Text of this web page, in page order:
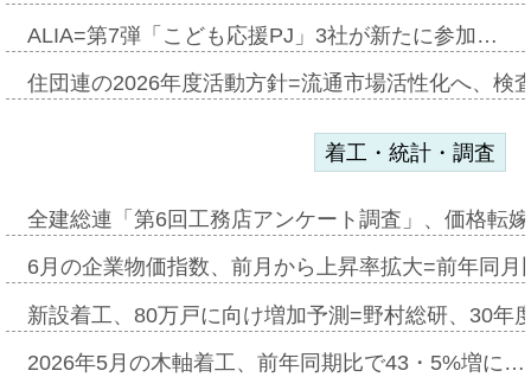
ALIA=第7弾「こども応援PJ」3社が新たに参加…
住団連の2026年度活動方針=流通市場活性化へ、検
着工・統計・調査
全建総連「第6回工務店アンケート調査」、価格転
6月の企業物価指数、前月から上昇率拡大=前年同
新設着工、80万戸に向け増加予測=野村総研、30年
2026年5月の木軸着工、前年同期比で43・5%増に…